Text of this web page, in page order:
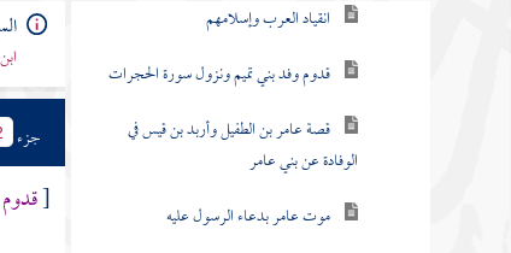
انقياد العرب وإسلامهم
قدوم وفد بني تميم ونزول سورة الحجرات
قصة عامر بن الطفيل وأربد بن قيس في
الوفادة عن بني عامر
موت عامر بدعاء الرسول عليه
جزء
[